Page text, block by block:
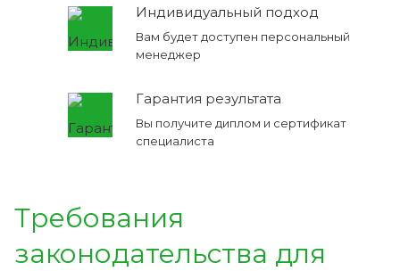
Индивидуальный подход
Вам будет доступен персональный
менеджер
Гарантия результата
Вы получите диплом и сертификат
специалиста
Требования
законодательства для